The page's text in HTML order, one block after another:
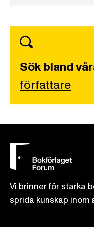
Sök bland
författare
Vi brinner för starka
sprida kunskap inom